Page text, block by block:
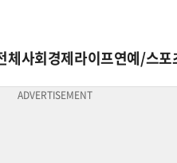
체사회경제라이프연예/스포